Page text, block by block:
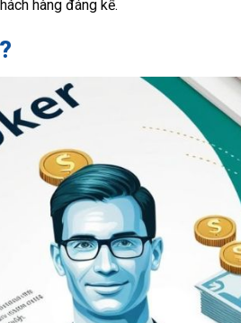
hàng đáng kể.